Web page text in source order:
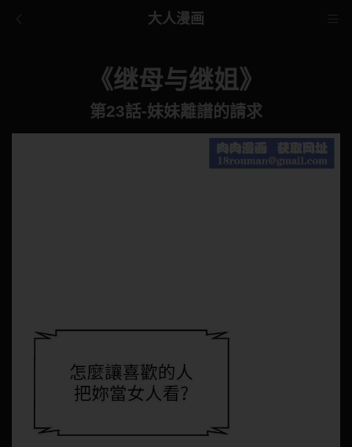
大人漫画
《继母与继姐》
第23話-妹妹離譜的請求